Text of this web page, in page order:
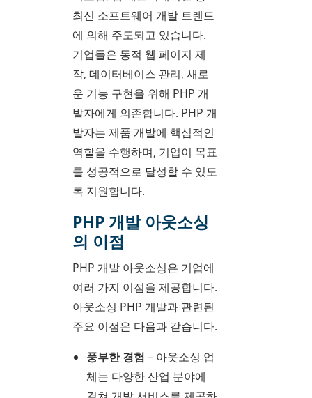
최신 소프트웨어 개발 트렌드
에 의해 주도되고 있습니다.
기업들은 동적 웹 페이지 제
작, 데이터베이스 관리, 새로
운 기능 구현을 위해 PHP 개
발자에게 의존합니다. PHP 개
발자는 제품 개발에 핵심적인
역할을 수행하며, 기업이 목표
를 성공적으로 달성할 수 있도
록 지원합니다.
PHP 개발 아웃소싱
의 이점
PHP 개발 아웃소싱은 기업에
여러 가지 이점을 제공합니다.
아웃소싱 PHP 개발과 관련된
주요 이점은 다음과 같습니다.
풍부한 경험 – 아웃소싱 업
체는 다양한 산업 분야에